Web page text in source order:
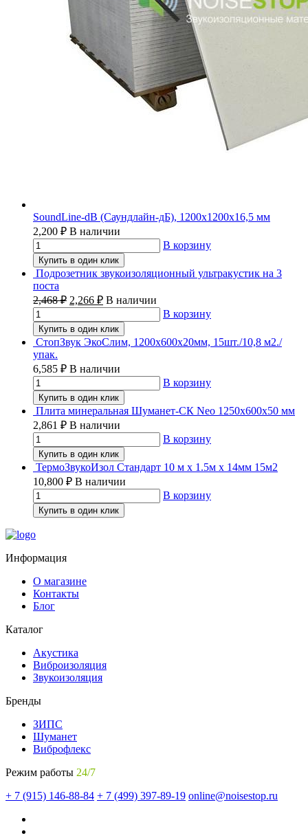
SoundLine-dB (Саундлайн-дБ), 1200х1200х16,5 мм
2,200 ₽ В наличии
В корзину
Купить в один клик
Подрозетник звукоизоляционный ультракустик на 3
поста
2,468₽ 2,266 ₽ В наличии
В корзину
Купить в один клик
СтопЗвук ЭкоСлим, 1200х600х20мм, 15шт./10,8 м2./
упак.
6,585 ₽ В наличии
В корзину
Купить в один клик
Плита минеральная Шуманет-СК Neo 1250х600х50 мм
2,861 ₽ В наличии
В корзину
Купить в один клик
ТермоЗвукоИзол Стандарт 10 м х 1.5м х 14мм 15м2
10,800 ₽ В наличии
В корзину
Купить в один клик
Информация
О магазине
Контакты
Блог
Каталог
Акустика
Виброизоляция
Звукоизоляция
Бренды
ЗИПС
Шуманет
Виброфлекс
Режим работы 24/7
+ 7 (915) 146-88-84 + 7 (499) 397-89-19 online@noisestop.ru